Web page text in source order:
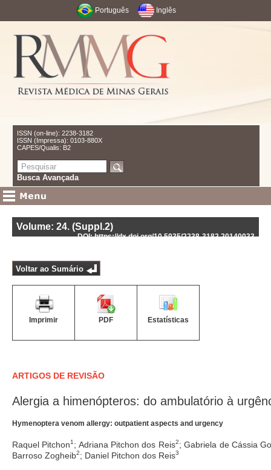
Português Inglês
ISSN (on-line): 2238-3182
ISSN (Impressa): 0103-880X
CAPES/Qualis: B2
Busca Avançada
Volume: 24. (Suppl.2)
DOI: https://dx.doi.org/10.5935/2238-3182.20140033
Voltar ao Sumário
Imprimir PDF Estatísticas
ARTIGOS DE REVISÃO
Alergia a himenópteros: do ambulatório à
Hymenoptera venom allergy: outpatient aspects and urgency
Raquel Pitchon1 ; Adriana Pitchon dos Reis2; Gabriela de Cássia
Barroso Zogheib2; Daniel Pitchon dos Reis3